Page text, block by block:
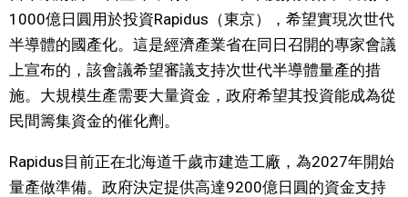
視覺日本
臺灣香港
更多
人物訪談 official SNS
1000億日圓用於投資Rapidus（東京），希望實現次世代
半導體的國產化。這是經濟產業省在同日召開的專家會議
上宣布的，該會議希望審議支持次世代半導體量產的措
施。大規模生產需要大量資金，政府希望其投資能成為從
民間籌集資金的催化劑。
Rapidus目前正在北海道千歲市建造工廠，為2027年開始
量產做準備。政府決定提供高達9200億日圓的資金支持